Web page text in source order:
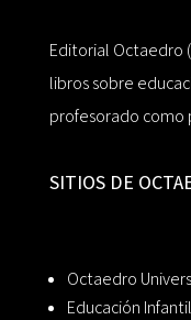
Editorial Octaedro
libros sobre
profesorado como
SITIOS DE
Octaedro
Educación Infantil